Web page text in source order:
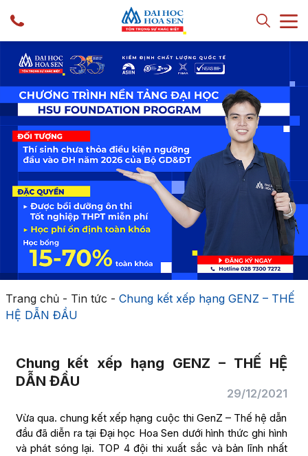
Trang chủ- Tin tức - Chung kết xếp hạng GENZ – THẾ
HỆ DẪN ĐẦU
Chung kết xếp hạng GENZ – THẾ HỆ
DẪN ĐẦU
29/12/2021
Vừa qua. chung kết xếp hạng cuộc thi GenZ – Thế hệ dẫn
đầu đã diễn ra tại Đại học Hoa Sen dưới hình thức ghi hình
và phát sóng lại. TOP 4 đội thi xuất sắc và bản lĩnh nhất